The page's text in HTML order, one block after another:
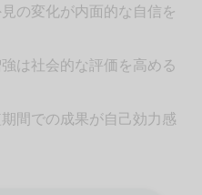
の変化が内面的な自信を
は社会的な評価を高める
間での成果が自己効力感